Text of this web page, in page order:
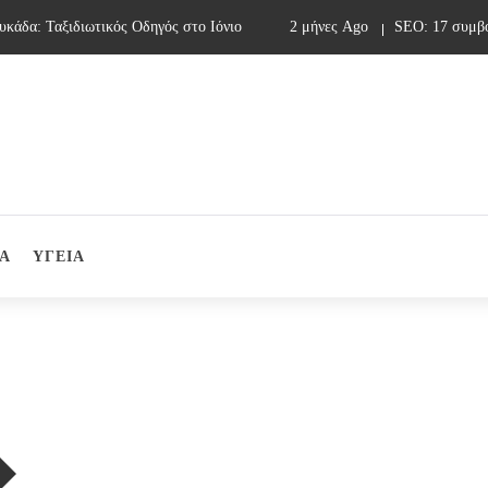
Ταξιδιωτικός Οδηγός στο Ιόνιο 2 μήνες Ago SEO: 17
ΥΓΕΙΑ